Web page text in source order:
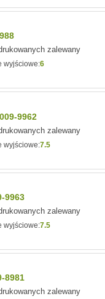
zalewany
wyjściowe:6
9962
zalewany
wyjściowe:7.5
9963
zalewany
wyjściowe:7.5
8981
zalewany